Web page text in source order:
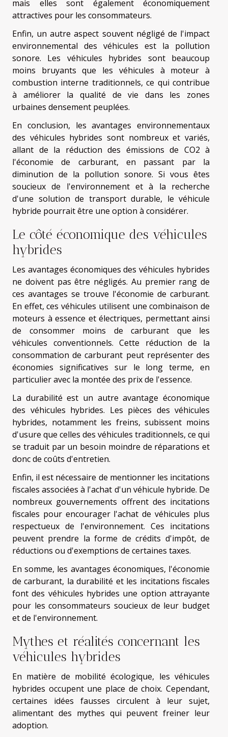
mais elles sont également économiquement
attractives pour les consommateurs.
Enfin, un autre aspect souvent négligé de l'impact
environnemental des véhicules est la pollution
sonore. Les véhicules hybrides sont beaucoup
moins bruyants que les véhicules à moteur à
combustion interne traditionnels, ce qui contribue
à améliorer la qualité de vie dans les zones
urbaines densement peuplées.
En conclusion, les avantages environnementaux
des véhicules hybrides sont nombreux et variés,
allant de la réduction des émissions de CO2 à
l'économie de carburant, en passant par la
diminution de la pollution sonore. Si vous êtes
soucieux de l'environnement et à la recherche
d'une solution de transport durable, le véhicule
hybride pourrait être une option à considérer.
Le côté économique des véhicules
hybrides
Les avantages économiques des véhicules hybrides
ne doivent pas être négligés. Au premier rang de
ces avantages se trouve l'économie de carburant.
En effet, ces véhicules utilisent une combinaison de
moteurs à essence et électriques, permettant ainsi
de consommer moins de carburant que les
véhicules conventionnels. Cette réduction de la
consommation de carburant peut représenter des
économies significatives sur le long terme, en
particulier avec la montée des prix de l'essence.
La durabilité est un autre avantage économique
des véhicules hybrides. Les pièces des véhicules
hybrides, notamment les freins, subissent moins
d'usure que celles des véhicules traditionnels, ce qui
se traduit par un besoin moindre de réparations et
donc de coûts d'entretien.
Enfin, il est nécessaire de mentionner les incitations
fiscales associées à l'achat d'un véhicule hybride. De
nombreux gouvernements offrent des incitations
fiscales pour encourager l'achat de véhicules plus
respectueux de l'environnement. Ces incitations
peuvent prendre la forme de crédits d'impôt, de
réductions ou d'exemptions de certaines taxes.
En somme, les avantages économiques, l'économie
de carburant, la durabilité et les incitations fiscales
font des véhicules hybrides une option attrayante
pour les consommateurs soucieux de leur budget
et de l'environnement.
Mythes et réalités concernant les
véhicules hybrides
En matière de mobilité écologique, les véhicules
hybrides occupent une place de choix. Cependant,
certaines idées fausses circulent à leur sujet,
alimentant des mythes qui peuvent freiner leur
adoption.